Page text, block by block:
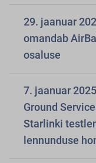
29. jaanuar
omandab
osaluse
7. jaanuar
Ground
Starlinki
lennunduse